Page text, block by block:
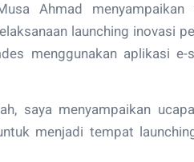
Ahmad menyampaikan
launching inovasi
menggunakan aplikasi e-
saya menyampaikan
menjadi tempat